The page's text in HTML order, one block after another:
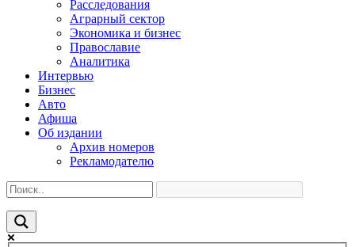
Расследования
Аграрный сектор
Экономика и бизнес
Православие
Аналитика
Интервью
Бизнес
Авто
Афиша
Об издании
Архив номеров
Рекламодателю